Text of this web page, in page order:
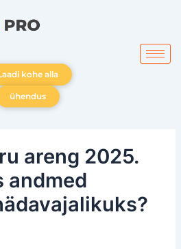
kohe alla
ühendus
areng 2025.
andmed